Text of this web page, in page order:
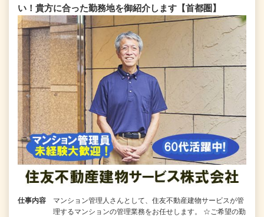
い！貴方に合った勤務地を御紹介します【首都圏】
仕事内容
マンション管理人さんとして、住友不動産建物サービスが管
理するマンションの管理業務をお任せします。 ☆ご希望の勤